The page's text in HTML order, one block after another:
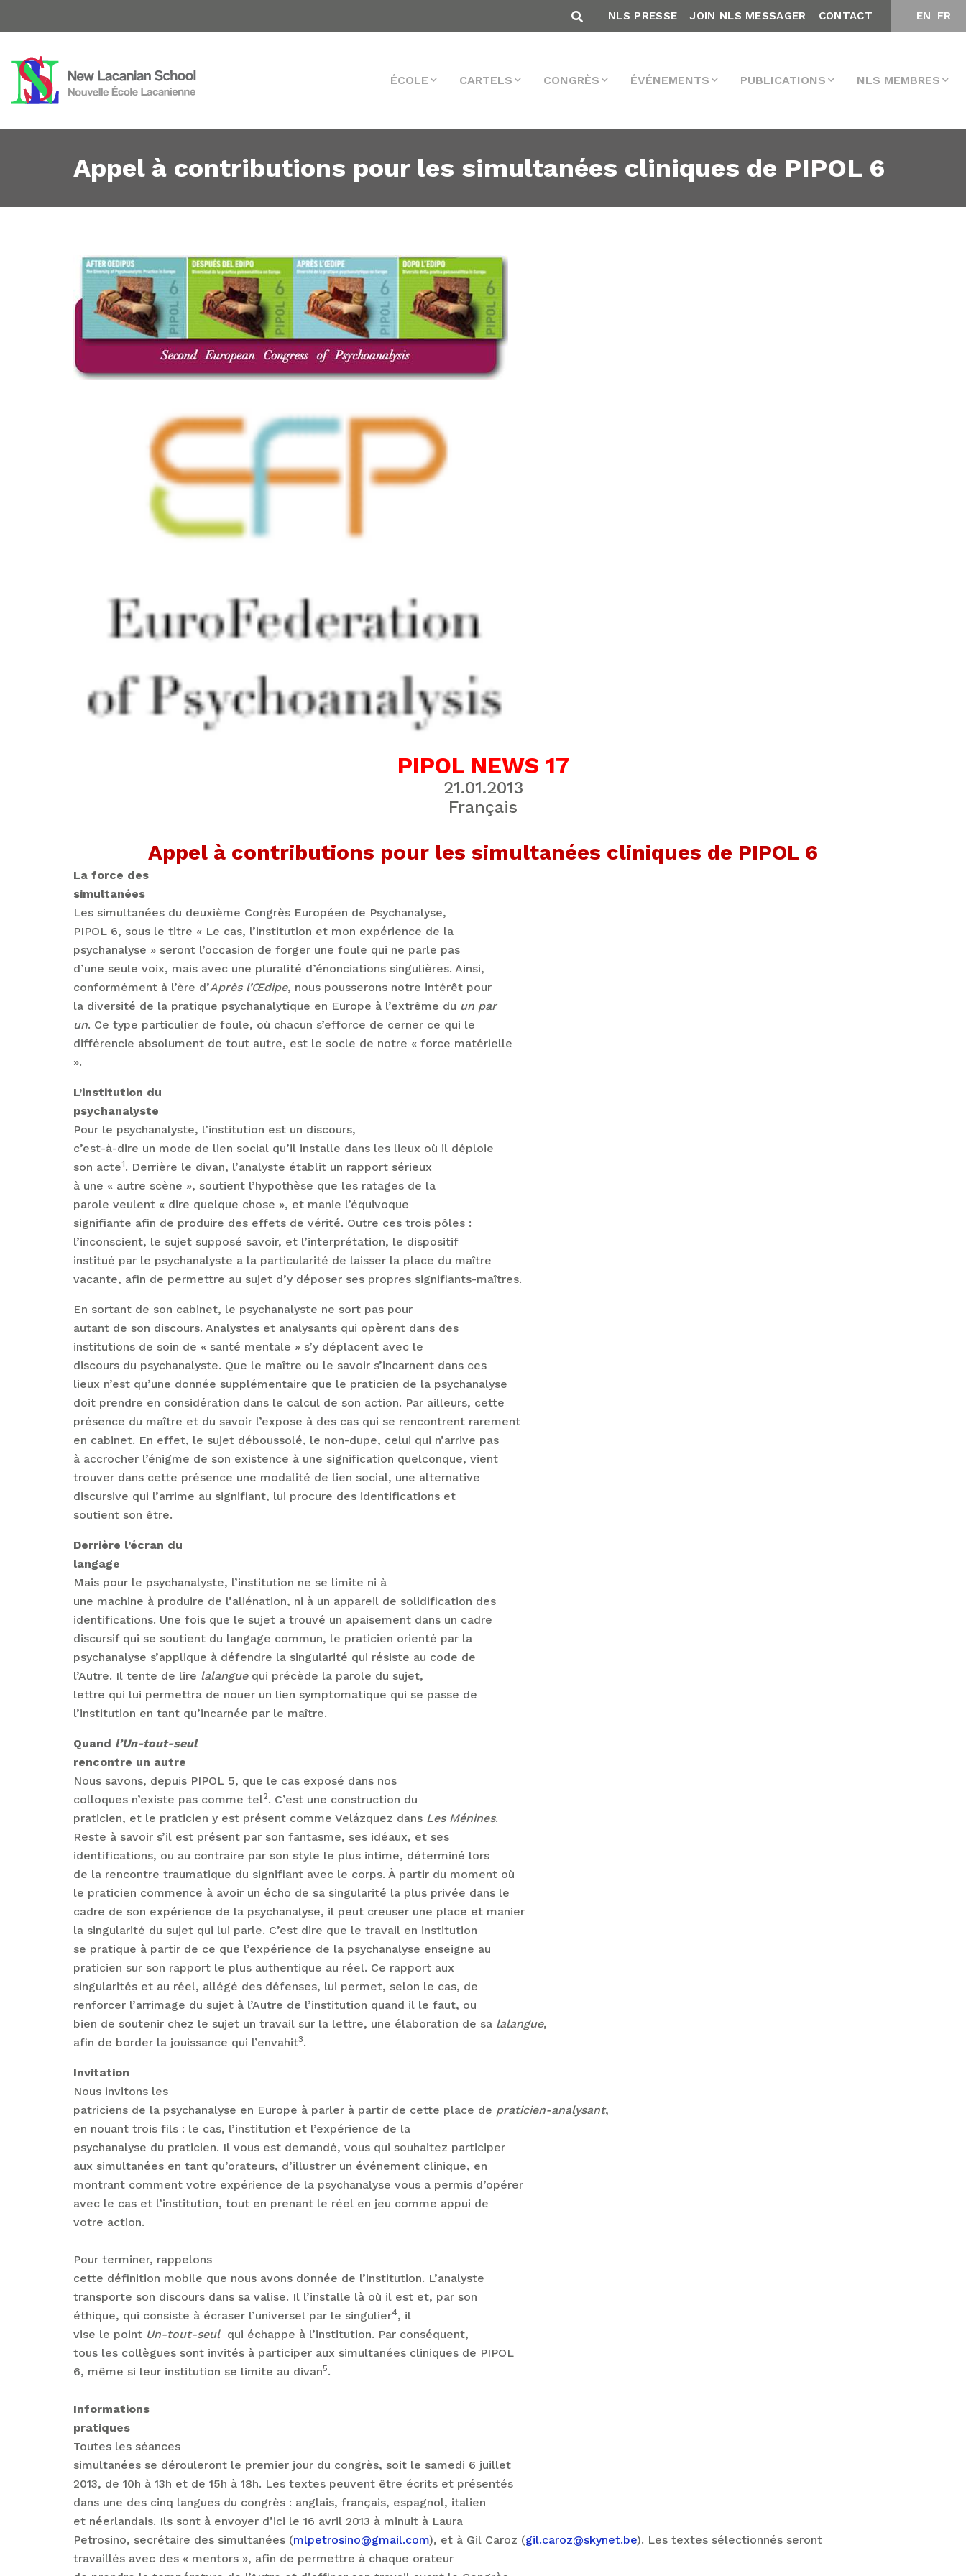
EN FR
NLS PRESSE JOIN NLS MESSAGER CONTACT
ÉCOLE CARTELS CONGRÈS ÉVÉNEMENTS PUBLICATIONS NLS MEMBRES
Appel à contributions pour les simultanées cliniques de PIPOL 6
PIPOL NEWS 17
21.01.2013
Français
Appel à contributions pour les simultanées cliniques de PIPOL 6
La force des
simultanées
Les simultanées du deuxième Congrès Européen de Psychanalyse,
PIPOL 6, sous le titre « Le cas, l’institution et mon expérience de la
psychanalyse » seront l’occasion de forger une foule qui ne parle pas
d’une seule voix, mais avec une pluralité d’énonciations singulières. Ainsi,
conformément à l’ère d’Après l’Œdipe, nous pousserons notre intérêt pour
la diversité de la pratique psychanalytique en Europe à l’extrême du un par
un. Ce type particulier de foule, où chacun s’efforce de cerner ce qui le
différencie absolument de tout autre, est le socle de notre « force matérielle
».
L’institution du
psychanalyste
Pour le psychanalyste, l’institution est un discours,
c’est-à-dire un mode de lien social qu’il installe dans les lieux où il déploie
son acte1. Derrière le divan, l’analyste établit un rapport sérieux
à une « autre scène », soutient l’hypothèse que les ratages de la
parole veulent « dire quelque chose », et manie l’équivoque
signifiante afin de produire des effets de vérité. Outre ces trois pôles :
l’inconscient, le sujet supposé savoir, et l’interprétation, le dispositif
institué par le psychanalyste a la particularité de laisser la place du maître
vacante, afin de permettre au sujet d’y déposer ses propres signifiants-maîtres.
En sortant de son cabinet, le psychanalyste ne sort pas pour
autant de son discours. Analystes et analysants qui opèrent dans des
institutions de soin de « santé mentale » s’y déplacent avec le
discours du psychanalyste. Que le maître ou le savoir s’incarnent dans ces
lieux n’est qu’une donnée supplémentaire que le praticien de la psychanalyse
doit prendre en considération dans le calcul de son action. Par ailleurs, cette
présence du maître et du savoir l’expose à des cas qui se rencontrent rarement
en cabinet. En effet, le sujet déboussolé, le non-dupe, celui qui n’arrive pas
à accrocher l’énigme de son existence à une signification quelconque, vient
trouver dans cette présence une modalité de lien social, une alternative
discursive qui l’arrime au signifiant, lui procure des identifications et
soutient son être.
Derrière l’écran du
langage
Mais pour le psychanalyste, l’institution ne se limite ni à
une machine à produire de l’aliénation, ni à un appareil de solidification des
identifications. Une fois que le sujet a trouvé un apaisement dans un cadre
discursif qui se soutient du langage commun, le praticien orienté par la
psychanalyse s’applique à défendre la singularité qui résiste au code de
l’Autre. Il tente de lire lalanguequi précède la parole du sujet,
lettre qui lui permettra de nouer un lien symptomatique qui se passe de
l’institution en tant qu’incarnée par le maître.
Quand l’Un-tout-seul
rencontre un autre
Nous savons, depuis PIPOL 5, que le cas exposé dans nos
colloques n’existe pas comme tel2. C’est une construction du
praticien, et le praticien y est présent comme Velázquez dans Les Ménines.
Reste à savoir s’il est présent par son fantasme, ses idéaux, et ses
identifications, ou au contraire par son style le plus intime, déterminé lors
de la rencontre traumatique du signifiant avec le corps. À partir du moment où
le praticien commence à avoir un écho de sa singularité la plus privée dans le
cadre de son expérience de la psychanalyse, il peut creuser une place et manier
la singularité du sujet qui lui parle. C’est dire que le travail en institution
se pratique à partir de ce que l’expérience de la psychanalyse enseigne au
praticien sur son rapport le plus authentique au réel. Ce rapport aux
singularités et au réel, allégé des défenses, lui permet, selon le cas, de
renforcer l’arrimage du sujet à l’Autre de l’institution quand il le faut, ou
bien de soutenir chez le sujet un travail sur la lettre, une élaboration de sa lalangue,
afin de border la jouissance qui l’envahit3.
Invitation
Nous invitons les
patriciens de la psychanalyse en Europe à parler à partir de cette place de praticien-analysant,
en nouant trois fils : le cas, l’institution et l’expérience de la
psychanalyse du praticien. Il vous est demandé, vous qui souhaitez participer
aux simultanées en tant qu’orateurs, d’illustrer un événement clinique, en
montrant comment votre expérience de la psychanalyse vous a permis d’opérer
avec le cas et l’institution, tout en prenant le réel en jeu comme appui de
votre action.
Pour terminer, rappelons
cette définition mobile que nous avons donnée de l’institution. L’analyste
transporte son discours dans sa valise. Il l’installe là où il est et, par son
éthique, qui consiste à écraser l’universel par le singulier4, il
vise le point Un-tout-seul qui échappe à l’institution. Par conséquent,
tous les collègues sont invités à participer aux simultanées cliniques de PIPOL
6, même si leur institution se limite au divan5.
Informations
pratiques
Toutes les séances
simultanées se dérouleront le premier jour du congrès, soit le samedi 6 juillet
2013, de 10h à 13h et de 15h à 18h. Les textes peuvent être écrits et présentés
dans une des cinq langues du congrès : anglais, français, espagnol, italien
et néerlandais. Ils sont à envoyer d’ici le 16 avril 2013 à minuit à Laura
Petrosino, secrétaire des simultanées (mlpetrosino@gmail.com), et à Gil Caroz (gil.caroz@skynet.be). Les textes sélectionnés seront
travaillés avec des « mentors », afin de permettre à chaque orateur